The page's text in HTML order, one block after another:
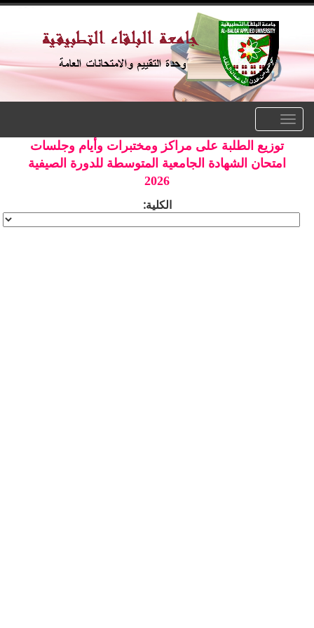
navigation
توزيع الطلبة على مراكز ومختبرات وأيام وجلسات
امتحان الشهادة الجامعية المتوسطة للدورة الصيفية
2026
الكلية: